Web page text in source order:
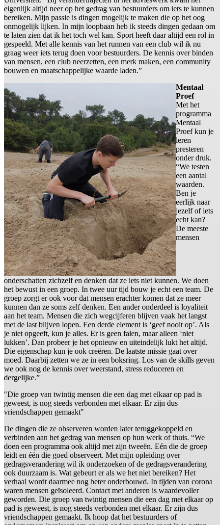
eigenlijk altijd neer op het gedrag van bestuurders om iets te kunnen
bereiken. Mijn passie is dingen mogelijk te maken die op het oog
onmogelijk lijken. In mijn loopbaan heb ik steeds dingen gedaan om
te laten zien dat ik het toch wel kan. Sport heeft daar altijd een rol in
gespeeld. Met alle kennis van het runnen van een club wil ik nu
graag weer iets terug doen voor bestuurders. De kennis over binden
van mensen, een club neerzetten, een merk maken, een community
bouwen en maatschappelijke waarde laden.”
Mentaal
Proef
Met het
programma
Mentaal
Proef kun je
leren
presteren
onder druk.
“We testen
een aantal
waarden.
Ben je
eerlijk naar
jezelf of iets
echt kan?
De meeste
mensen
onderschatten zichzelf en denken dat ze iets niet kunnen. We doen
het bewust in een groep. In twee uur tijd bouw je echt een team. De
groep zorgt er ook voor dat mensen erachter komen dat ze meer
kunnen dan ze soms zelf denken. Een ander onderdeel is loyaliteit
aan het team. Mensen die zich wegcijferen blijven vaak het langst
met de last blijven lopen. Een derde element is ‘geef nooit op’. Als
je niet opgeeft, kun je alles. Er is geen falen, maar alleen ‘niet
lukken’. Dan probeer je het opnieuw en uiteindelijk lukt het altijd.
Die eigenschap kun je ook creëren. De laatste missie gaat over
moed. Daarbij zetten we ze in een boksring. Los van de skills geven
we ook nog de kennis over weerstand, stress reduceren en
dergelijke.”
"Die groep van twintig mensen die een dag met elkaar op pad is
geweest, is nog steeds verbonden met elkaar. Er zijn dus
vriendschappen gemaakt"
De dingen die ze observeren worden later teruggekoppeld en
verbinden aan het gedrag van mensen op hun werk of thuis. “We
doen een programma ook altijd met zijn tweeën. Eén die de groep
leidt en één die goed observeert. Met mijn opleiding over
gedragsverandering wil ik onderzoeken of de gedragsverandering
ook duurzaam is. Wat gebeurt er als we het niet bereiken? Het
verhaal wordt daarmee nog beter onderbouwd. In tijden van corona
waren mensen geïsoleerd. Contact met anderen is waardevoller
geworden. Die groep van twintig mensen die een dag met elkaar op
pad is geweest, is nog steeds verbonden met elkaar. Er zijn dus
vriendschappen gemaakt. Ik hoop dat het bestuurders of